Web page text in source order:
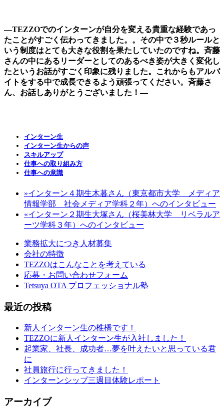
―TEZZOでのインターンが自分を変える貴重な経験であっ
たことがすごく伝わってきました。。その中で３秒ルールと
いう制度はとても大きな役割を果たしていたのですね。斉藤
さんの中にあるリーダーとしてのあるべき姿が大きく変化し
たというお話がすごく印象に残りました。これからもアルバ
イトをする中で成長できるよう頑張ってください。斉藤さ
ん、お話しありがとうございました！―
インターン生
インターン生からの声
スキルアップ
仕事への取り組み方
仕事への意識
»インターン４期生木暮さん（東京都市大学 メディア
情報学部 社会メディア学科２年）へのインタビュー
«インターン２期生大塚さん（桜美林大学 リベラルア
ーツ学科３年）へのインタビュー
業務拡大につき人材募集
会社の特徴
TEZZOはこんなことを考えている
応募・お問い合わせフォーム
Tetsuya OTA プロフェッショナル塾
最近の投稿
新人インターン生の椎橋です！
TEZZOに新人インターン生が入社しました！
起業家、社長、成功者…夢を叶えたいと思っている君
に
社員旅行に行ってきました！
インターンシップ三週目体験レポート
アーカイブ